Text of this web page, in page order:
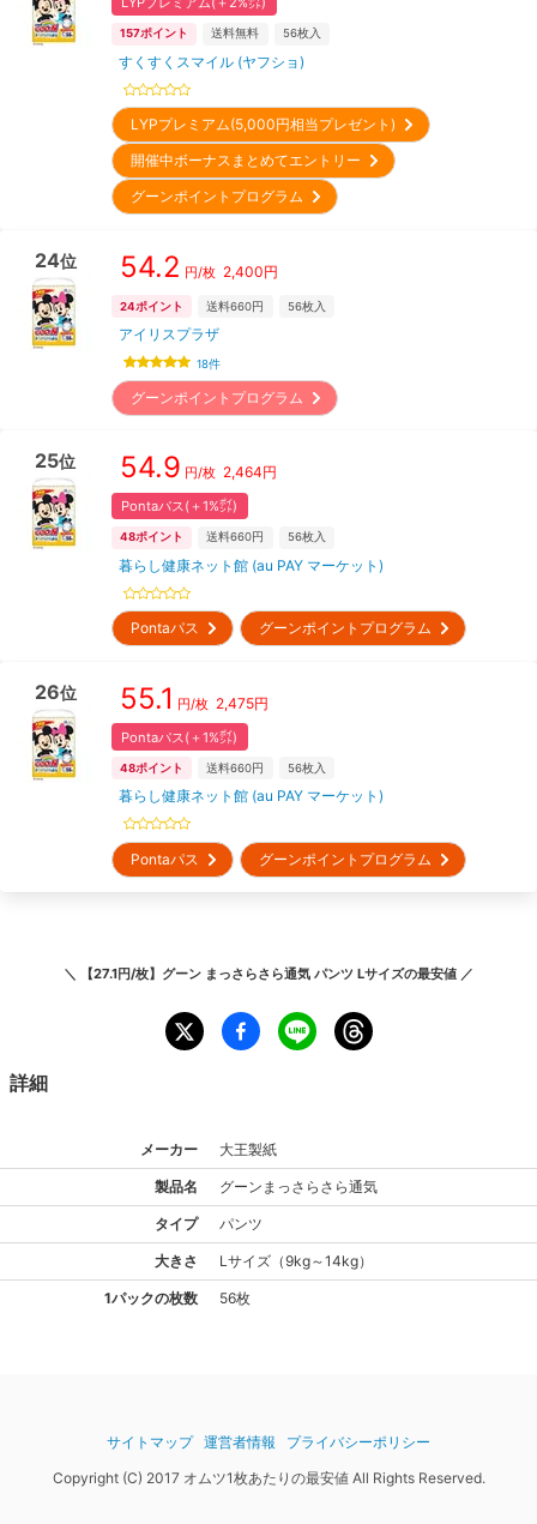
157ポイント 送料無料 56枚入
すくすくスマイル (ヤフショ)
LYPプレミアム(5,000円相当プレゼント)
開催中ボーナスまとめてエントリー
グーンポイントプログラム
24位 54.2 円/枚 2,400円
24ポイント 送料660円 56枚入
アイリスプラザ
18件
グーンポイントプログラム
25位 54.9 円/枚 2,464円
Pontaパス(＋1%㌽)
48ポイント 送料660円 56枚入
暮らし健康ネット館 (au PAY マーケット)
Pontaパス グーンポイントプログラム
26位 55.1 円/枚 2,475円
Pontaパス(＋1%㌽)
48ポイント 送料660円 56枚入
暮らし健康ネット館 (au PAY マーケット)
Pontaパス グーンポイントプログラム
＼ 【27.1円/枚】グーン まっさらさら通気 パンツ Lサイズの最安値 ／
詳細
メーカー 大王製紙
製品名 グーン まっさらさら通気
タイプ パンツ
大きさ Lサイズ （9kg～14kg）
1パックの枚数 56枚
サイトマップ 運営者情報
プライバシーポリシー
Copyright (C) 2017 オムツ1枚あたりの最安値 All Rights Reserved.